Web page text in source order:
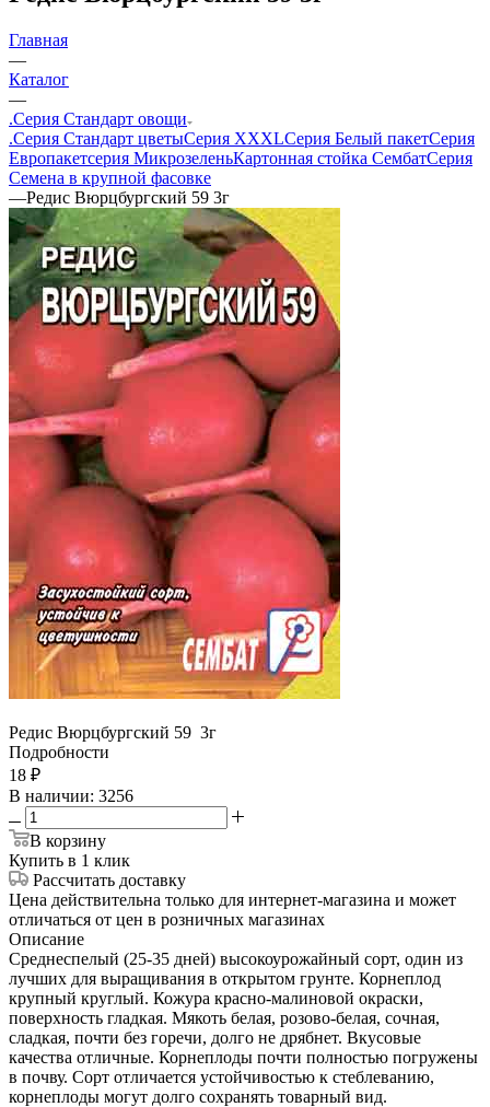
Главная
—
Каталог
—
.Серия Стандарт овощи
.Серия Стандарт цветыСерия XXXLСерия Белый пакетСерия
Европакетсерия МикрозеленьКартонная стойка СембатСерия
Семена в крупной фасовке
—Редис Вюрцбургский 59 3г
Редис Вюрцбургский 59 3г
Подробности
18 ₽
В наличии: 3256
В корзину
Купить в 1 клик
Рассчитать доставку
Цена действительна только для интернет-магазина и может
отличаться от цен в розничных магазинах
Описание
Среднеспелый (25-35 дней) высокоурожайный сорт, один из
лучших для выращивания в открытом грунте. Корнеплод
крупный круглый. Кожура красно-малиновой окраски,
поверхность гладкая. Мякоть белая, розово-белая, сочная,
сладкая, почти без горечи, долго не дрябнет. Вкусовые
качества отличные. Корнеплоды почти полностью погружены
в почву. Сорт отличается устойчивостью к стеблеванию,
корнеплоды могут долго сохранять товарный вид.